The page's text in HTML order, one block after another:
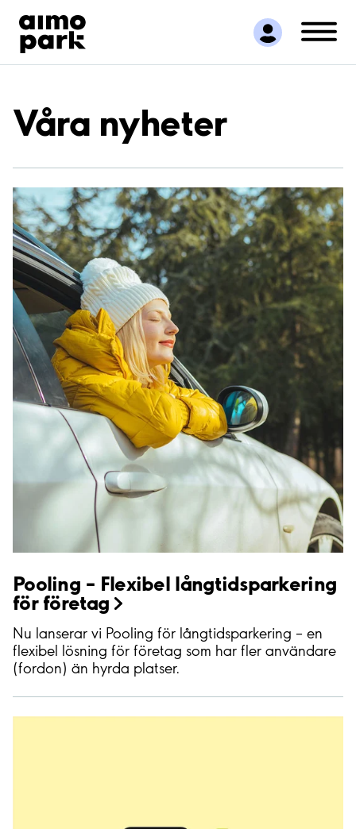
Hitta parkering
Samarbete
Kundservice
Våra nyheter
Pooling – Flexibel långtidsparkering
förföretag
Nu lanserar vi Pooling för långtidsparkering – en
flexibel lösning för företag som har fler användare
(fordon) än hyrda platser.